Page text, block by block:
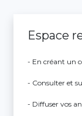
Espace
- En créant un
- Consulter et
- Diffuser vos